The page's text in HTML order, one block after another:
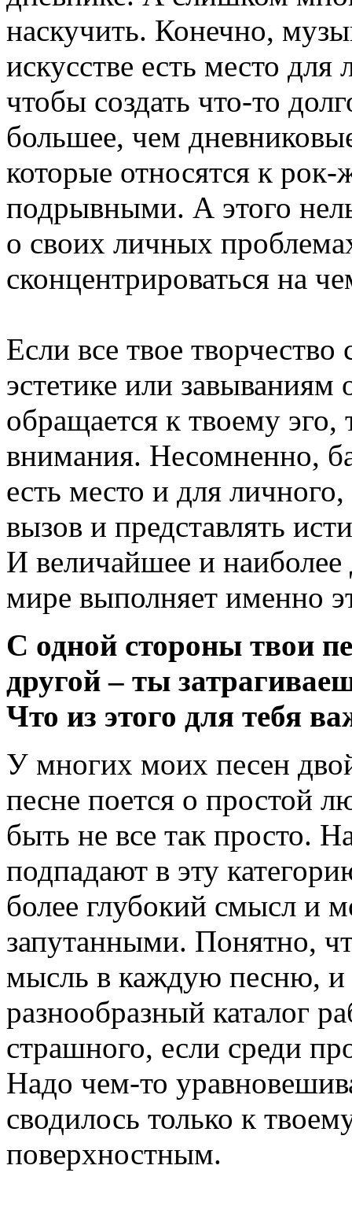
наскучить. Конечно,
искусстве есть место
чтобы создать что-то
большее, чем
которые относятся к
подрывными. А этого
о своих личных
сконцентрироваться на
Если все твое
эстетике или
обращается к твоему эго,
внимания. Несомненно,
есть место и для
вызов и представлять
И величайшее и наиболее
мире выполняет именно
С одной стороны твои
другой – ты
Что из этого для тебя
У многих моих песен
песне поется о простой
быть не все так просто.
подпадают в эту
более глубокий смысл и
запутанными. Понятно,
мысль в каждую песню, и
разнообразный каталог
страшного, если среди
Надо чем-то
сводилось только к
поверхностным.